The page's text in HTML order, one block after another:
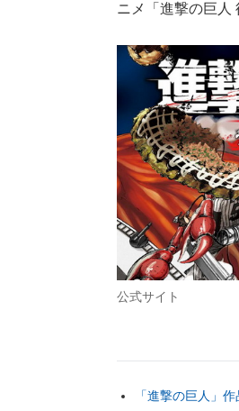
ニメ「進撃の巨人
公式サイト
「進撃の巨人」